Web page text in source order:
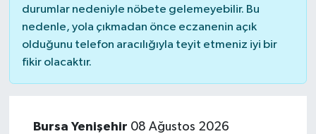
durumlar nedeniyle nöbete gelemeyebilir. Bu
nedenle, yola çıkmadan önce eczanenin açık
olduğunu telefon aracılığıyla teyit etmeniz iyi bir
fikir olacaktır.
Bursa Yenişehir 08 Ağustos 2026